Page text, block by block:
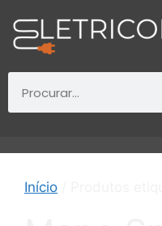
Início